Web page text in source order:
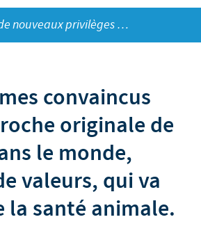
ETHIQUE ET CONFORMITÉ DU
responsabilité
métiers
personnel
nouveaux privilèges …
convaincus
originale de
le monde,
valeurs, qui va
la santé animale.